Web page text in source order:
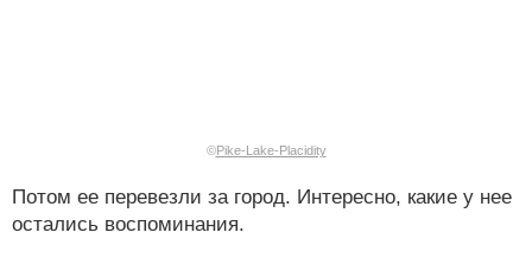
©Pike-Lake-Placidity
Потом ее перевезли за город. Интересно, какие у нее
остались воспоминания.